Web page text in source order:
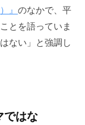
』 のなかで、平
とを語っていま
ない」と強調し
ではな